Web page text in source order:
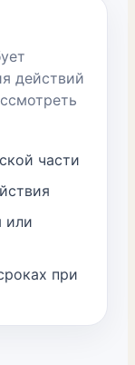
действий
части
или
при